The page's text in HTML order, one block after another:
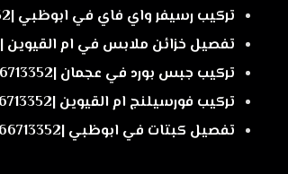
تركيب رسيفر واي فاي في ابوظبي |0566713352
تفصيل خزائن ملابس في ام القيوين |0566713352
تركيب جبس بورد في عجمان |0566713352
تركيب فورسيلنج ام القيوين |0566713352
تفصيل كبتات في ابوظبي |0566713352|